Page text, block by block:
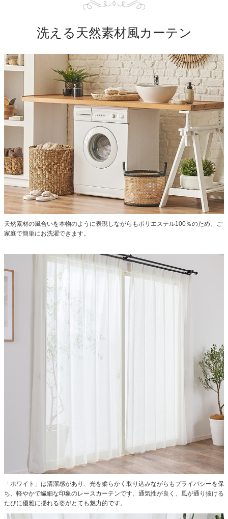
洗える天然素材風カーテン
天然素材の風合いを本物のように表現しながらもポリエステル100％のため、ご
家庭で簡単にお洗濯できます。
「ホワイト」は清潔感があり、光を柔らかく取り込みながらもプライバシーを保
ち、軽やかで繊細な印象のレースカーテンです。通気性が良く、風が通り抜ける
たびに優雅に揺れる姿がとても魅力的です。